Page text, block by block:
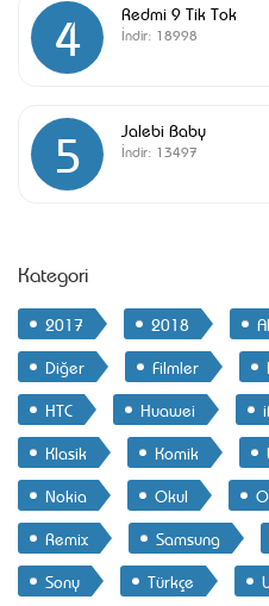
4 Redmi 9 Tik Tok
İndir: 18998
5 Jalebi Baby
İndir: 13497
Kategori
2017 2018
Diğer
Filmler
HTC
Huawei
Klasik
Komik
Nokia
Okul
Remix
Samsung
Sony
Türkçe